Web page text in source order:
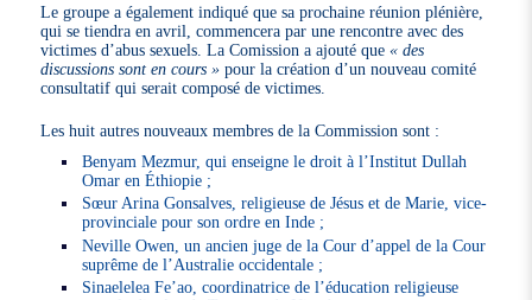
Le groupe a également indiqué que sa prochaine réunion plénière,
qui se tiendra en avril, commencera par une rencontre avec des
victimes d’abus sexuels. La Comission a ajouté que« des
discussions sont en cours » pour la création d’un nouveau comité
consultatif qui serait composé de victimes.
Les huit autres nouveaux membres de la Commission sont :
Benyam Mezmur, qui enseigne le droit à l’Institut Dullah
Omar en Éthiopie ;
Sœur Arina Gonsalves, religieuse de Jésus et de Marie, vice-
provinciale pour son ordre en Inde ;
Neville Owen, un ancien juge de la Cour d’appel de la Cour
suprême de l’Australie occidentale ;
Sinaelelea Fe’ao, coordinatrice de l’éducation religieuse